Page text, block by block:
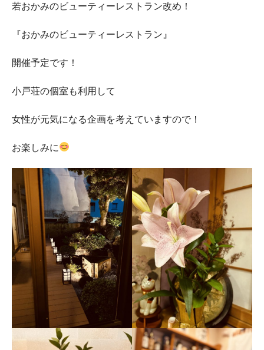
若おかみのビューティーレストラン改め！
『おかみのビューティーレストラン』
開催予定です！
小戸荘の個室も利用して
女性が元気になる企画を考えていますので！
お楽しみに